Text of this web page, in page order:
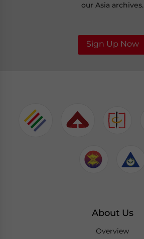
our Asia archives.
Sign Up Now
About Us
Overview